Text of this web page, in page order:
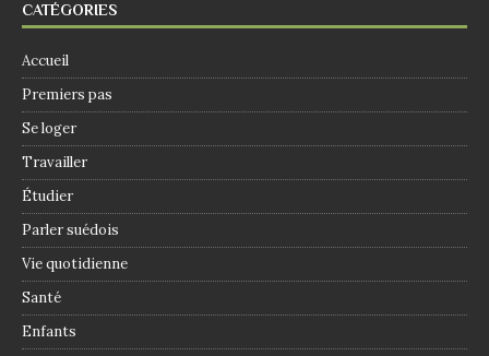
CATÉGORIES
Accueil
Premiers pas
Se loger
Travailler
Étudier
Parler suédois
Vie quotidienne
Santé
Enfants